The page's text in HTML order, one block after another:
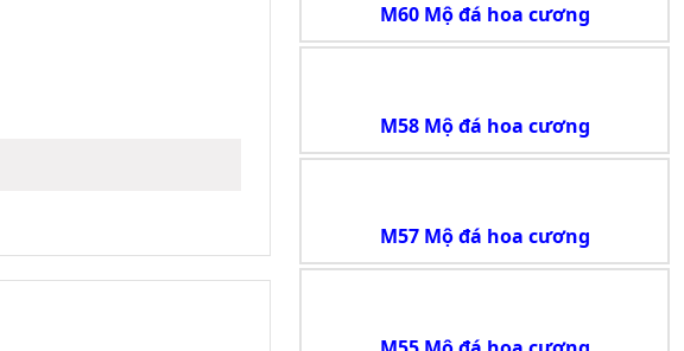
M60 Mộ đá hoa cương
M58 Mộ đá hoa cương
M57 Mộ đá hoa cương